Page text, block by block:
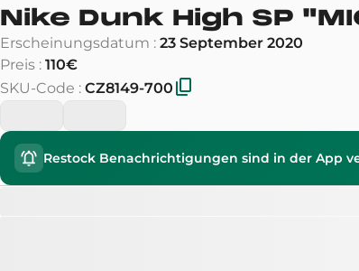
Nike Dunk High SP "
Erscheinungsdatum : 23 September 2020
Preis : 110€
SKU-Code : CZ8149-700
Restock Benachrichtigungen sind in der App